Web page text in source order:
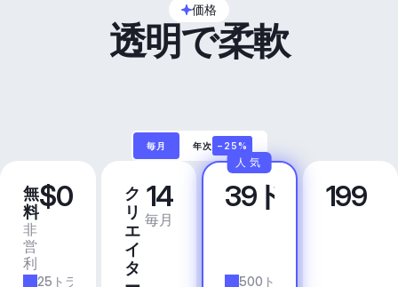
価格
透明で柔軟
毎月 年次 −25%
無
料
非
営
利
$0
25トラック/月
ク
リ
エ
イ
タ
14
毎月
プ
ロ
39ドル
500トラック/月
人気
ビ
ジ
199